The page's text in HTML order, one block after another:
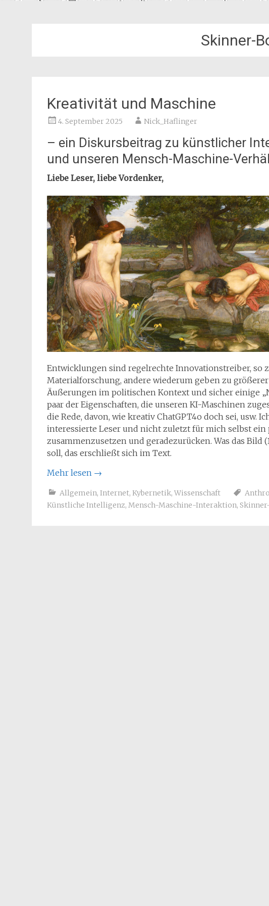
Skinner-
Kreativität und Maschine
4. September 2025 Nick_Haflinger
– ein Diskursbeitrag zu künstlicher
und unseren Mensch-Maschine-
Liebe Leser, liebe Vordenker,
Entwicklungen sind regelrechte Innovationstreiber, so
Materialforschung, andere wiederum geben zu
Äußerungen im politischen Kontext und sicher einige
paar der Eigenschaften, die unseren KI-Maschinen
die Rede, davon, wie kreativ ChatGPT4o doch sei, usw.
interessierte Leser und nicht zuletzt für mich selbst ein
zusammenzusetzen und geradezurücken. Was das Bild
soll, das erschließt sich im Text.
Mehr lesen →
Allgemein, Internet, Kybernetik, Wissenschaft
Künstliche Intelligenz, Mensch-Maschine-Interaktion,